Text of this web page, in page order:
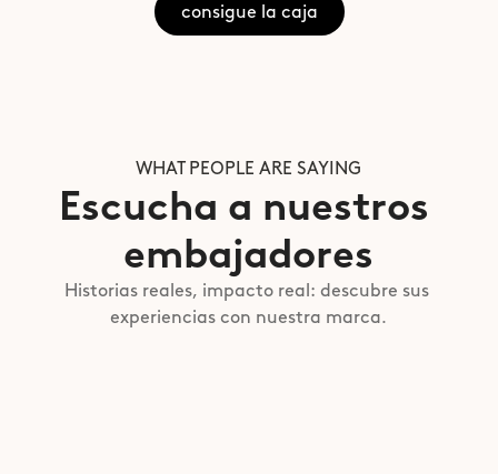
consigue la caja
WHAT PEOPLE ARE SAYING
Escucha a nuestros
embajadores
Historias reales, impacto real: descubre sus
experiencias con nuestra marca.